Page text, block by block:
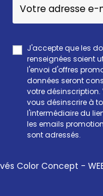
J'accepte que les
renseignées soient
l'envoi d'offres
données seront
votre désinscription.
vous désinscrire à
l'intermédiaire du
les emails
sont adressés.
Color Concept -